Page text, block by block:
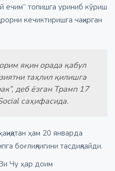
ечим” топишга уриниб кўриш
кечиктиришга чақирган
яқин орада қабул
таҳлил қилишга
деб ёзган Трамп 17
саҳифасида.
ҳам 20 январда
боғлиқлигини тасдиқлайди.
Чу ҳар доим